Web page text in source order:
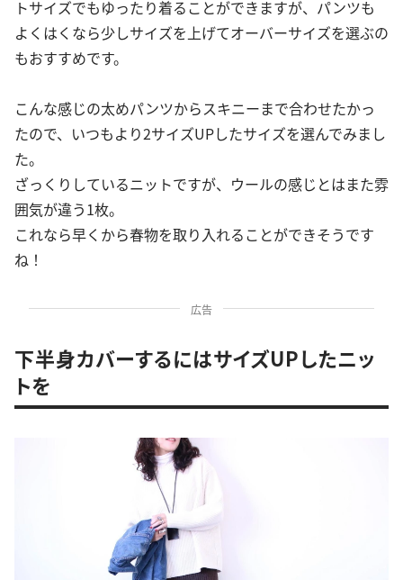
トサイズでもゆったり着ることができますが、パンツも
よくはくなら少しサイズを上げてオーバーサイズを選ぶの
もおすすめです。
こんな感じの太めパンツからスキニーまで合わせたかっ
たので、いつもより2サイズUPしたサイズを選んでみまし
た。
ざっくりしているニットですが、ウールの感じとはまた雰
囲気が違う1枚。
これなら早くから春物を取り入れることができそうです
ね！
広告
下半身カバーするにはサイズUPしたニッ
トを